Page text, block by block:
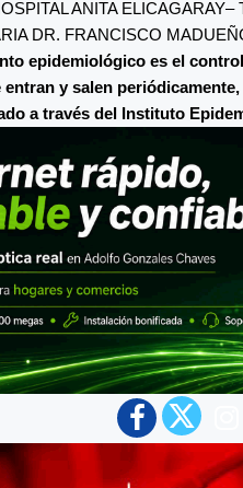
ANITA ELICAGARAY–
DR. FRANCISCO
epidemiológico es el
entran y salen
a través del Instituto